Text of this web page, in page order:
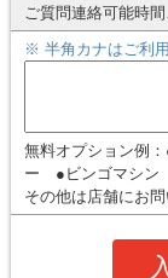
ご質問連絡可能時
※ 半角カナはご利
無料オプション例
ー ●ビンゴマシン
その他は店舗にお問